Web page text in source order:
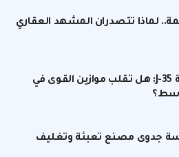
لماذا تتصدران المشهد العقاري
المقاتلة الشبحية الصينية J-35: هل تقلب موازين القوى في
جدوى مصنع تعبئة وتغليف